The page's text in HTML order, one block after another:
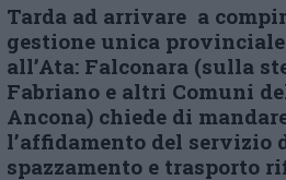
Tarda ad arrivare a
gestione unica
all’Ata: Falconara (sulla
Fabriano e altri Comuni
Ancona) chiede di
l’affidamento del servizio
spazzamento e trasporto